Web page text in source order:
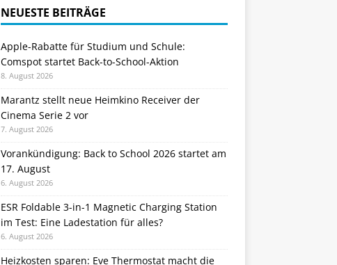
NEUESTE BEITRÄGE
Apple-Rabatte für Studium und Schule:
Comspot startet Back-to-School-Aktion
8. August 2026
Marantz stellt neue Heimkino Receiver der
Cinema Serie 2 vor
7. August 2026
Vorankündigung: Back to School 2026 startet am
17. August
6. August 2026
ESR Foldable 3-in-1 Magnetic Charging Station
im Test: Eine Ladestation für alles?
6. August 2026
Heizkosten sparen: Eve Thermostat macht die